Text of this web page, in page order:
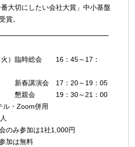
大切にしたい会社大賞」中小基盤
賞。
）臨時総会 16：45～17：
17：20～19：05
：30～21：00
・Zoom併用
参加は1社1,000円
は無料